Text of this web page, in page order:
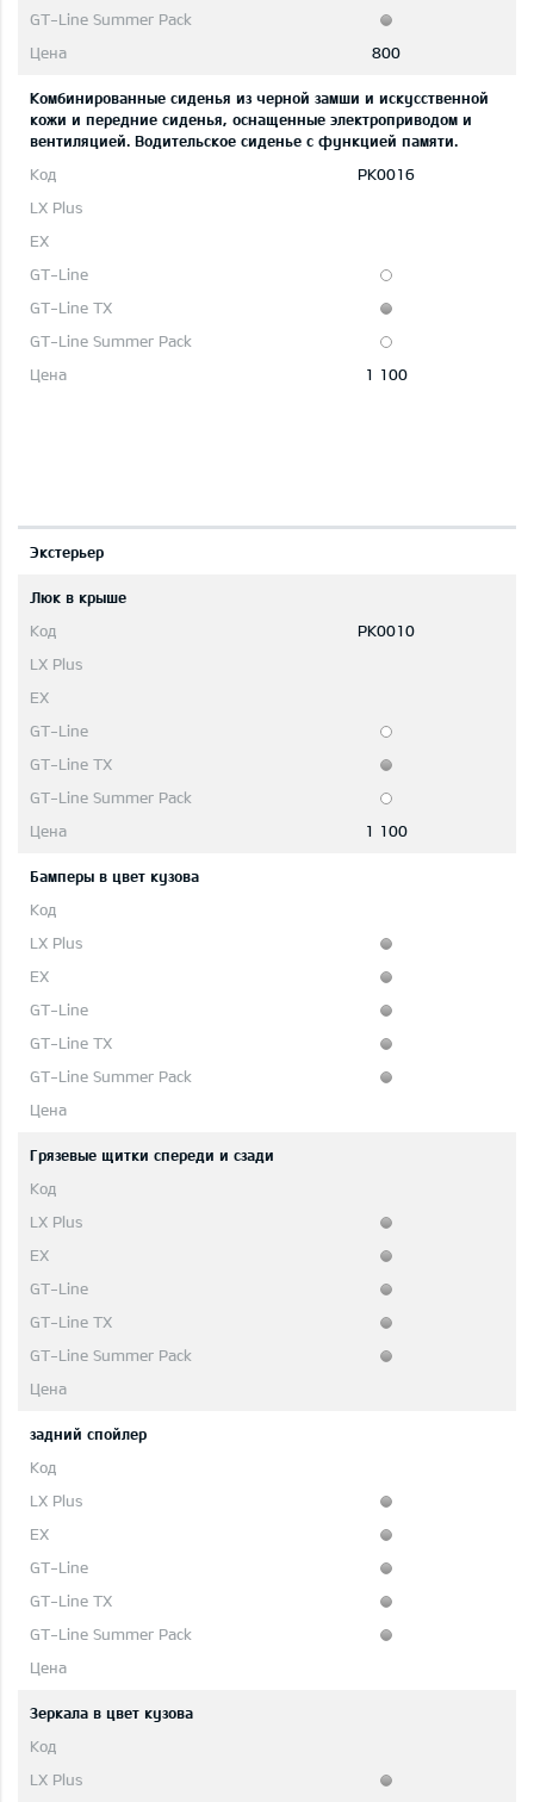
800
Комбинированные сиденья из черной замши и искусственной
кожи и передние сиденья, оснащенные электроприводом и
вентиляцией. Водительское сиденье с функцией памяти.
PK0016
1 100
Экстерьер
Люк в крыше
PK0010
1 100
Бамперы в цвет кузова
Грязевые щитки спереди и сзади
задний спойлер
Зеркала в цвет кузова